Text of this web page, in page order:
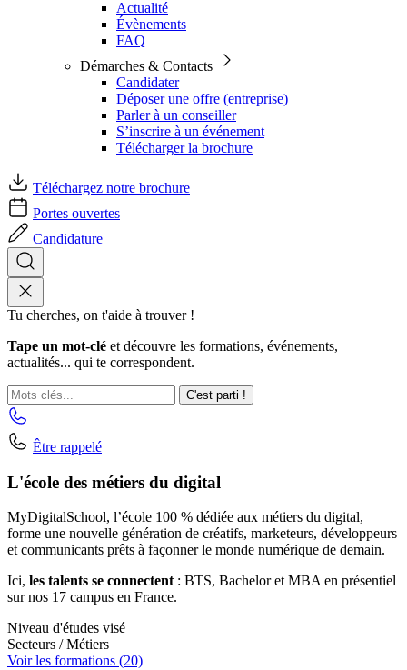
Actualité
Évènements
FAQ
Démarches & Contacts
Candidater
Déposer une offre (entreprise)
Parler à un conseiller
S’inscrire à un événement
Télécharger la brochure
Téléchargez notre brochure
Portes ouvertes
Candidature
Tu cherches, on t'aide à trouver !
Tape un mot-clé et découvre les formations, événements,
actualités... qui te correspondent.
C'est parti !
Être rappelé
L'école des métiers du digital
MyDigitalSchool, l’école 100 % dédiée aux métiers du digital,
forme une nouvelle génération de créatifs, marketeurs, développeurs
et communicants prêts à façonner le monde numérique de demain.
Ici, les talents se connectent: BTS, Bachelor et MBA en présentiel
sur nos 17 campus en France.
Niveau d'études visé
Secteurs / Métiers
Voir les formations (20)